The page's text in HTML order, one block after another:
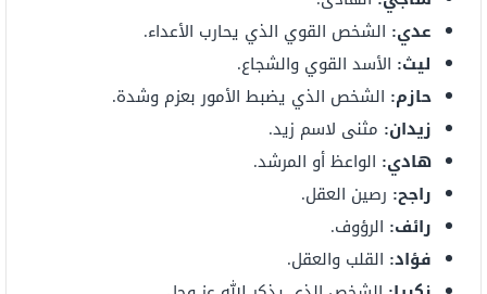
عدي: الشخص القوي الذي يحارب الأعداء.
ليث: الأسد القوي والشجاع.
حازم: الشخص الذي يضبط الأمور بعزم وشدة.
زيدان: مثنى لاسم زيد.
هادي: الواعظ أو المرشد.
راجح: رصين العقل.
رائف: الرؤوف.
فؤاد: القلب والعقل.